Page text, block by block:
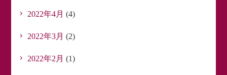
2022年4月 (4)
2022年3月 (2)
2022年2月 (1)